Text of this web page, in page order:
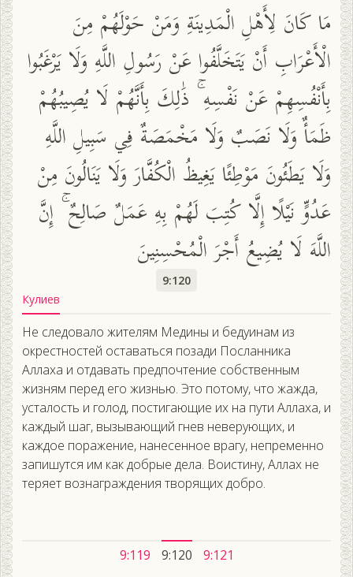
مَا كَانَ لِأَهْلِ الْمَدِينَةِ وَمَنْ حَوْلَهُمْ مِنَ
الْأَعْرَابِ أَنْ يَتَخَلَّفُوا عَنْ رَسُولِ اللَّهِ وَلَا يَرْغَبُوا
بِأَنْفُسِهِمْ عَنْ نَفْسِهِ ۚ ذَٰلِكَ بِأَنَّهُمْ لَا يُصِيبُهُمْ
ظَمَأٌ وَلَا نَصَبٌ وَلَا مَخْمَصَةٌ فِي سَبِيلِ اللَّهِ
وَلَا يَطَئُونَ مَوْطِئًا يَغِيظُ الْكُفَّارَ وَلَا يَنَالُونَ مِنْ
عَدُوٍّ نَيْلًا إِلَّا كُتِبَ لَهُمْ بِهِ عَمَلٌ صَالِحٌ ۚ إِنَّ
اللَّهَ لَا يُضِيعُ أَجْرَ الْمُحْسِنِينَ
9:120
Кулиев
Не следовало жителям Медины и бедуинам из
окрестностей оставаться позади Посланника
Аллаха и отдавать предпочтение собственным
жизням перед его жизнью. Это потому, что жажда,
усталость и голод, постигающие их на пути Аллаха, и
каждый шаг, вызывающий гнев неверующих, и
каждое поражение, нанесенное врагу, непременно
запишутся им как добрые дела. Воистину, Аллах не
теряет вознаграждения творящих добро.
9:119 9:120 9:121